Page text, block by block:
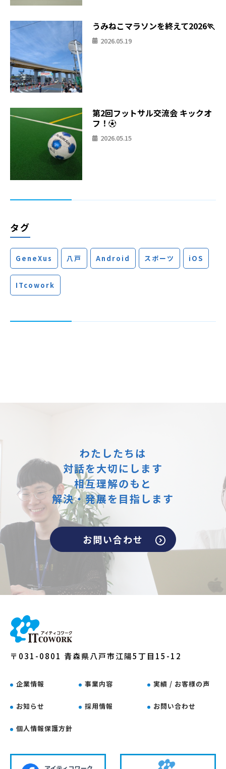
うみねこマラソンを終えて2026🏃
2026.05.19
第2回フットサル交流会 キックオ
フ！⚽
2026.05.15
タグ
GeneXus 八戸 Android スポーツ iOS
ITcowork
わたしたちは
対話を大切にします
相互理解のもと
解決・発展を目指します
お問い合わせ
〒031-0801 青森県八戸市江陽5丁目15-12
企業情報 事業内容 実績 / お客様の声
お知らせ 採用情報 お問い合わせ
個人情報保護方針